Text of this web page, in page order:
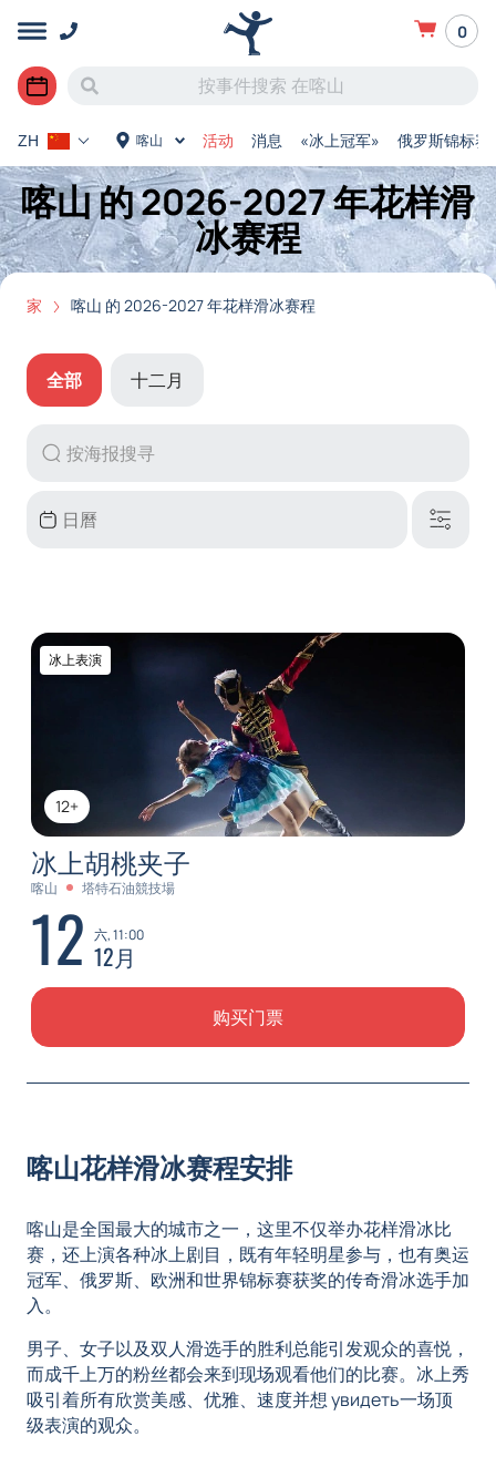
0
喀山 活动 消息 «冰上冠军» 俄罗斯锦标赛
ZH
喀山 的 2026-2027 年花样滑
冰赛程
家 喀山 的 2026-2027 年花样滑冰赛程
全部 十二月
12+
冰上表演
冰上胡桃夹子
喀山 塔特石油競技場
12 六, 11:00
12月
购买门票
喀山花样滑冰赛程安排
喀山是全国最大的城市之一，这里不仅举办花样滑冰比
赛，还上演各种冰上剧目，既有年轻明星参与，也有奥运
冠军、俄罗斯、欧洲和世界锦标赛获奖的传奇滑冰选手加
入。
男子、女子以及双人滑选手的胜利总能引发观众的喜悦，
而成千上万的粉丝都会来到现场观看他们的比赛。冰上秀
吸引着所有欣赏美感、优雅、速度并想 увидеть一场顶
级表演的观众。